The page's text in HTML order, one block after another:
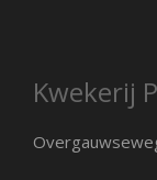
Kwekerij